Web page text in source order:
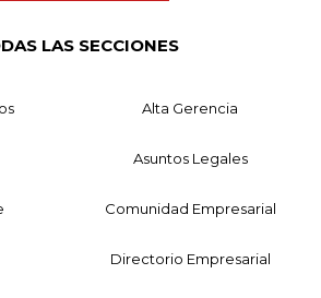
LAS SECCIONES
Alta Gerencia
Asuntos Legales
Comunidad Empresarial
Directorio Empresarial